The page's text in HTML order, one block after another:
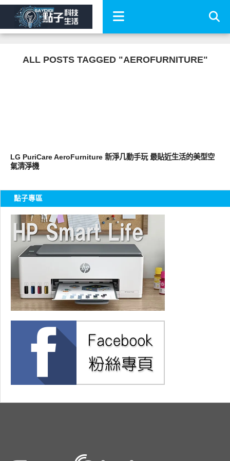
ALL POSTS TAGGED "AEROFURNITURE"
LG PuriCare AeroFurniture 新淨几動手玩 最貼近生活的美型空
氣清淨機
點子專區